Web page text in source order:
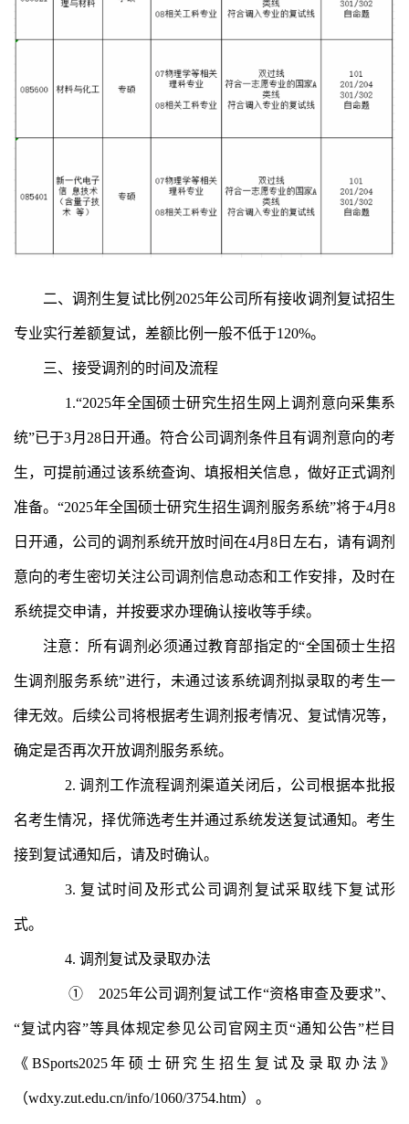
二、调剂生复试比例 2025年公司所有接收调剂复试招生
专业实行差额复试，差额比例一般不低于120%。
三、 接受调剂的时间及流程
1.“2025年全国硕士研究生招生网上调剂意向采集系
统”已于3月28日开通。符合公司调剂条件且有调剂意向的考
生，可提前通过该系统查询、填报相关信息，做好正式调剂
准备。“2025年全国硕士研究生招生调剂服务系统”将于4月8
日开通，公司的调剂系统开放时间在4月8日左右，请有调剂
意向的考生密切关注公司调剂信息动态和工作安排，及时在
系统提交申请，并按要求办理确认接收等手续。
注意：所有调剂必须通过教育部指定的“全国硕士生招
生调剂服务系统”进行，未通过该系统调剂拟录取的考生一
律无效。后续公司将根据考生调剂报考情况、复试情况等，
确定是否再次开放调剂服务系统。
2.调剂工作流程调剂渠道关闭后，公司根据本批报
名考生情况，择优筛选考生并通过系统发送复试通知。考生
接到复试通知后，请及时确认。
3. 复试时间及形式公司调剂复试采取线下复试形
式。
4. 调剂复试及录取办法
① 2025年公司调剂复试工作“资格审查及要求”、
“复试内容”等具体规定参见公司官网主页“通知公告”栏目
《BSports2025年硕士研究生招生复试及录取办法》
（wdxy.zut.edu.cn/info/1060/3754.htm）。